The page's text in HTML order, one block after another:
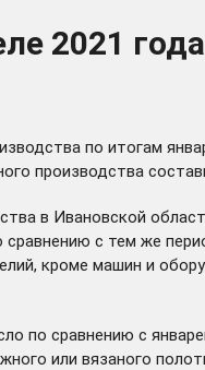
2021
по итогам
производства
в Ивановской
сравнению с тем же
кроме машин и
по сравнению с
или вязаного